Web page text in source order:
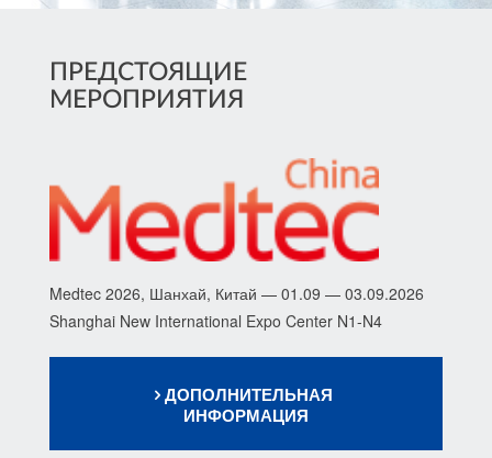
ПРЕДСТОЯЩИЕ
МЕРОПРИЯТИЯ
Medtec 2026, Шанхай, Китай — 01.09 — 03.09.2026
Shanghai New International Expo Center N1-N4
ДОПОЛНИТЕЛЬНАЯ
ИНФОРМАЦИЯ